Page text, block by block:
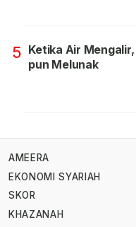
5 Ketika Air
pun Melunak
AMEERA
EKONOMI SYARIAH
SKOR
KHAZANAH